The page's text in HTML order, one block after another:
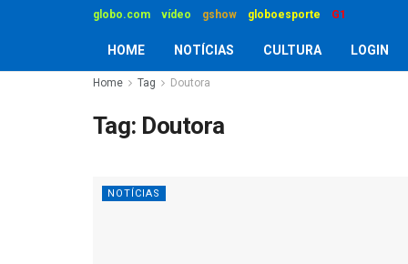
globo.com vídeo gshow globoesporte G1
HOME NOTÍCIAS CULTURA LOGIN
Home Tag Doutora
Tag: Doutora
NOTÍCIAS